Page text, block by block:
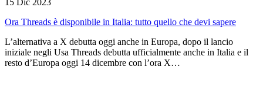
Ora Threads è disponibile in Italia: tutto quello che devi sapere
L’alternativa a X debutta oggi anche in Europa, dopo il lancio
iniziale negli Usa Threads debutta ufficialmente anche in Italia e il
resto d’Europa oggi 14 dicembre con l’ora X…